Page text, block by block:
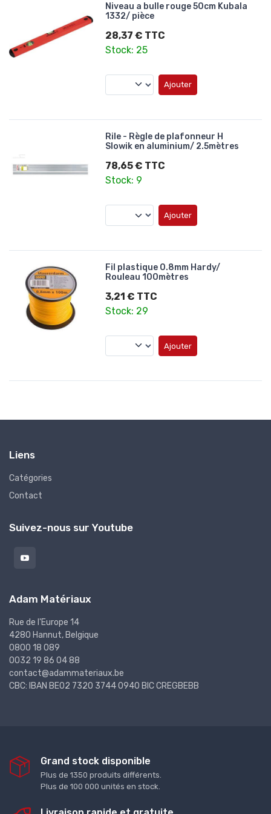
Niveau a bulle rouge 50cm Kubala
1332/ pièce
28,37 € TTC
Stock: 25
Ajouter
Rile - Règle de plafonneur H
Slowik en aluminium/ 2.5mètres
78,65 € TTC
Stock: 9
Ajouter
Fil plastique 0.8mm Hardy/
Rouleau 100mètres
3,21 € TTC
Stock: 29
Ajouter
Liens
Catégories
Contact
Suivez-nous sur Youtube
Adam Matériaux
Rue de l'Europe 14
4280 Hannut, Belgique
0800 18 089
0032 19 86 04 88
contact@adammateriaux.be
CBC: IBAN BE02 7320 3744 0940 BIC CREGBEBB
Grand stock disponible
Plus de 1350 produits différents.
Plus de 100 000 unités en stock.